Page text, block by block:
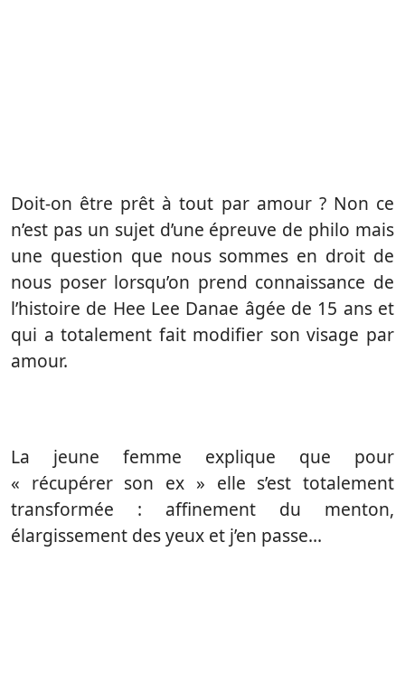
Doit-on être prêt à tout par amour ? Non ce
n’est pas un sujet d’une épreuve de philo mais
une question que nous sommes en droit de
nous poser lorsqu’on prend connaissance de
l’histoire de Hee Lee Danae âgée de 15 ans et
qui a totalement fait modifier son visage par
amour.
La jeune femme explique que pour
« récupérer son ex » elle s’est totalement
transformée : affinement du menton,
élargissement des yeux et j’en passe…